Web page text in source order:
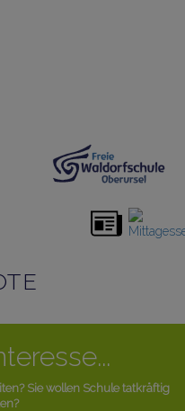
Sie wollen Schule tatkräftig